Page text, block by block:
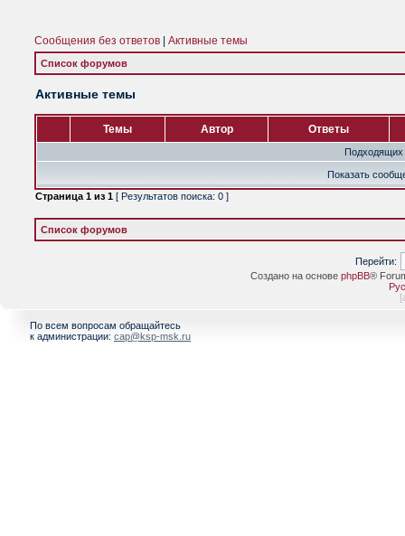
Сообщения без ответов Активные темы
Список форумов
Активные темы
Темы Автор Ответы
Подходящих
Показать
Страница 1 из 1 [ Результатов поиска: 0 ]
Список форумов
Перейти:
Создано на основе phpBB®
[
По всем вопросам обращайтесь
к администрации: cap@ksp-msk.ru